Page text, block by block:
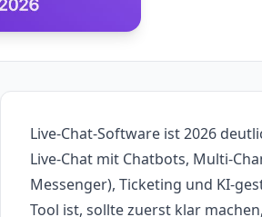
Live-Chat-Software ist 2026
Live-Chat mit Chatbots, Multi-
Messenger), Ticketing und KI-
Tool ist, sollte zuerst klar